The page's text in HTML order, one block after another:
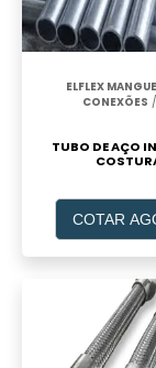
ELFLEX
CONEXÕES
TUBO DE AÇO
COTAR